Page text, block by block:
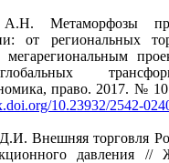
Метаморфозы
от региональных
право. 2017. №
10.23932/2542-
Внешняя торговля
давления //